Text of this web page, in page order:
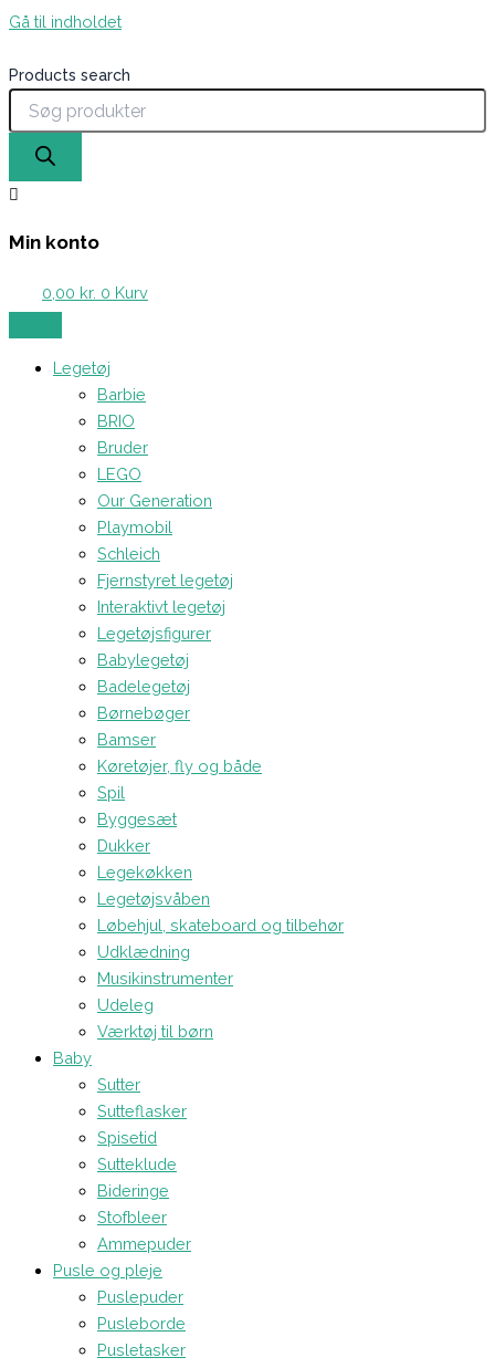
Gå til indholdet
Products search
Min konto
0,00 kr. 0 Kurv
Legetøj
Barbie
BRIO
Bruder
LEGO
Our Generation
Playmobil
Schleich
Fjernstyret legetøj
Interaktivt legetøj
Legetøjsfigurer
Babylegetøj
Badelegetøj
Børnebøger
Bamser
Køretøjer, fly og både
Spil
Byggesæt
Dukker
Legekøkken
Legetøjsvåben
Løbehjul, skateboard og tilbehør
Udklædning
Musikinstrumenter
Udeleg
Værktøj til børn
Baby
Sutter
Sutteflasker
Spisetid
Sutteklude
Bideringe
Stofbleer
Ammepuder
Pusle og pleje
Puslepuder
Pusleborde
Pusletasker